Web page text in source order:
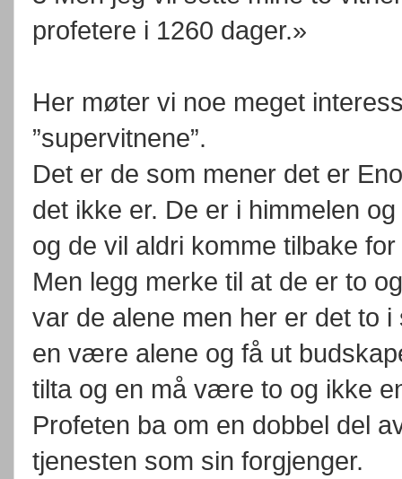
profetere i 1260 dager.»
Her møter vi noe meget
”supervitnene”.
Det er de som mener det er
det ikke er. De er i himmelen
og de vil aldri komme tilbake
Men legg merke til at de er to
var de alene men her er det to
en være alene og få ut
tilta og en må være to og ikke
Profeten ba om en dobbel del
tjenesten som sin forgjenger.